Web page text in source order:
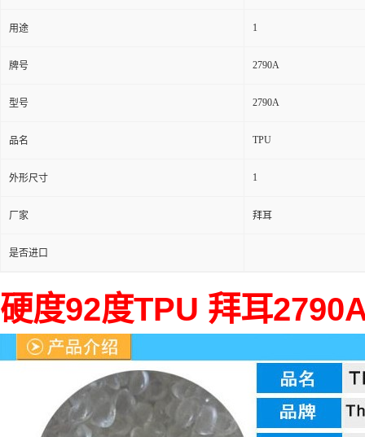
用途 1
牌号 2790A
型号 2790A
品名 TPU
外形尺寸 1
厂家 拜耳
是否进口
硬度92度TPU 拜耳